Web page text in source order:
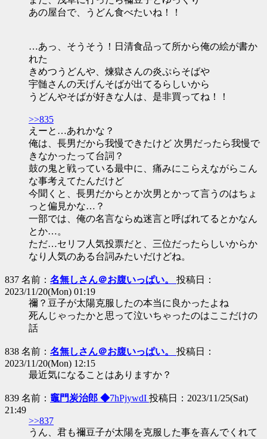
あの屋台で、うどん食べたいね！！
…あっ、そうそう！日清食品って所から俺の絵が書か
れた
きめつうどんや、煉獄さんの炎ぷらそばや
宇髄さんの天げんそばが出てるらしいから
うどんやそばが好きな人は、是非買ってね！！
>>835
えーと…あれかな？
俺は、長男だから我慢できたけど 次男だったら我慢で
きなかったって台詞？
鼓の鬼と戦っている最中に、痛みにこらえながらこん
な事考えてたんだけど
今聞くと、長男だからとか次男とかって言うのはちょ
っと偏見かな…？
一部では、俺の名言ならぬ迷言と呼ばれてるとかなん
とか…。
ただ…セリフ人気投票だと、三位だったらしいからか
なり人気のある台詞みたいだけどね。
837 名前： 名無しさん＠お腹いっぱい。 投稿日：
2023/11/20(Mon) 01:19
禰？豆子が太陽克服したの本当に良かったよね
死んじゃったかと思って泣いちゃったのはここだけの
話
838 名前： 名無しさん＠お腹いっぱい。 投稿日：
2023/11/20(Mon) 12:15
最近気になることはありますか？
839 名前： 竈門炭治郎 ◆7hPjywdI 投稿日：2023/11/25(Sat)
21:49
>>837
うん、君も禰豆子が太陽を克服した事を喜んでくれて